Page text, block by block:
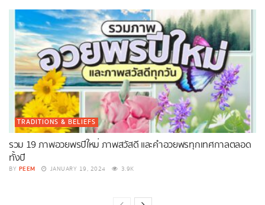
TRADITIONS & BELIEFS
รวม 19 ภาพอวยพรปีใหม่ ภาพสวัสดี และคำอวยพรทุกเทศกาลตลอด
ทั้งปี
BY PEEM JANUARY 19, 2024 3.9K